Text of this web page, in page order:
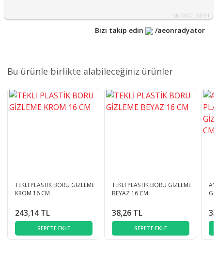
SMY000_54391
Bizi takip edin /aeonradyator
Bu ürünle birlikte alabileceğiniz ürünler
TEKLİ PLASTİK BORU GİZLEME
KROM 16 CM
243,14 TL
SEPETE EKLE
TEKLİ PLASTİK BORU GİZLEME
BEYAZ 16 CM
38,26 TL
SEPETE EKLE